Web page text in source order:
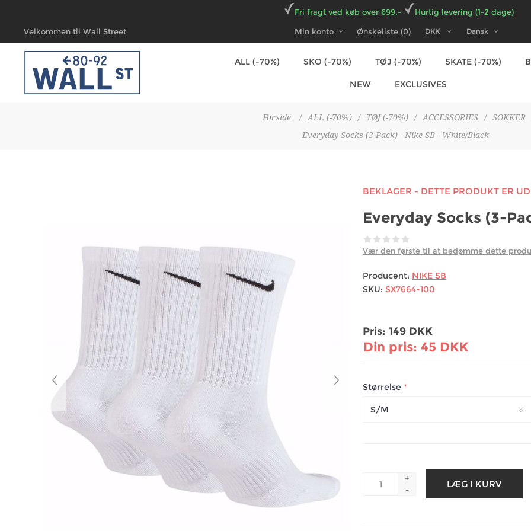
Fri fragt ved køb over 699,- Hurtig levering (1-2 dage)
Velkommen til Wall Street Min konto Ønskeliste (0)
ALL (-70%) SKO (-70%) TØJ (-70%) SKATE (-70%)
NEW EXCLUSIVES
Forside / ALL (-70%) / TØJ (-70%) / ACCESSORIES /
SOKKER
Everyday Socks (3-Pack) - Nike SB - White/Black
BEKLAGER - DETTE PRODUKT ER
Everyday Socks (3-
Vær den første til at bedømme dette
Producent: NIKE SB
SKU: SX7664-100
Pris: 149 DKK
Din pris: 45 DKK
Størrelse *
+
-